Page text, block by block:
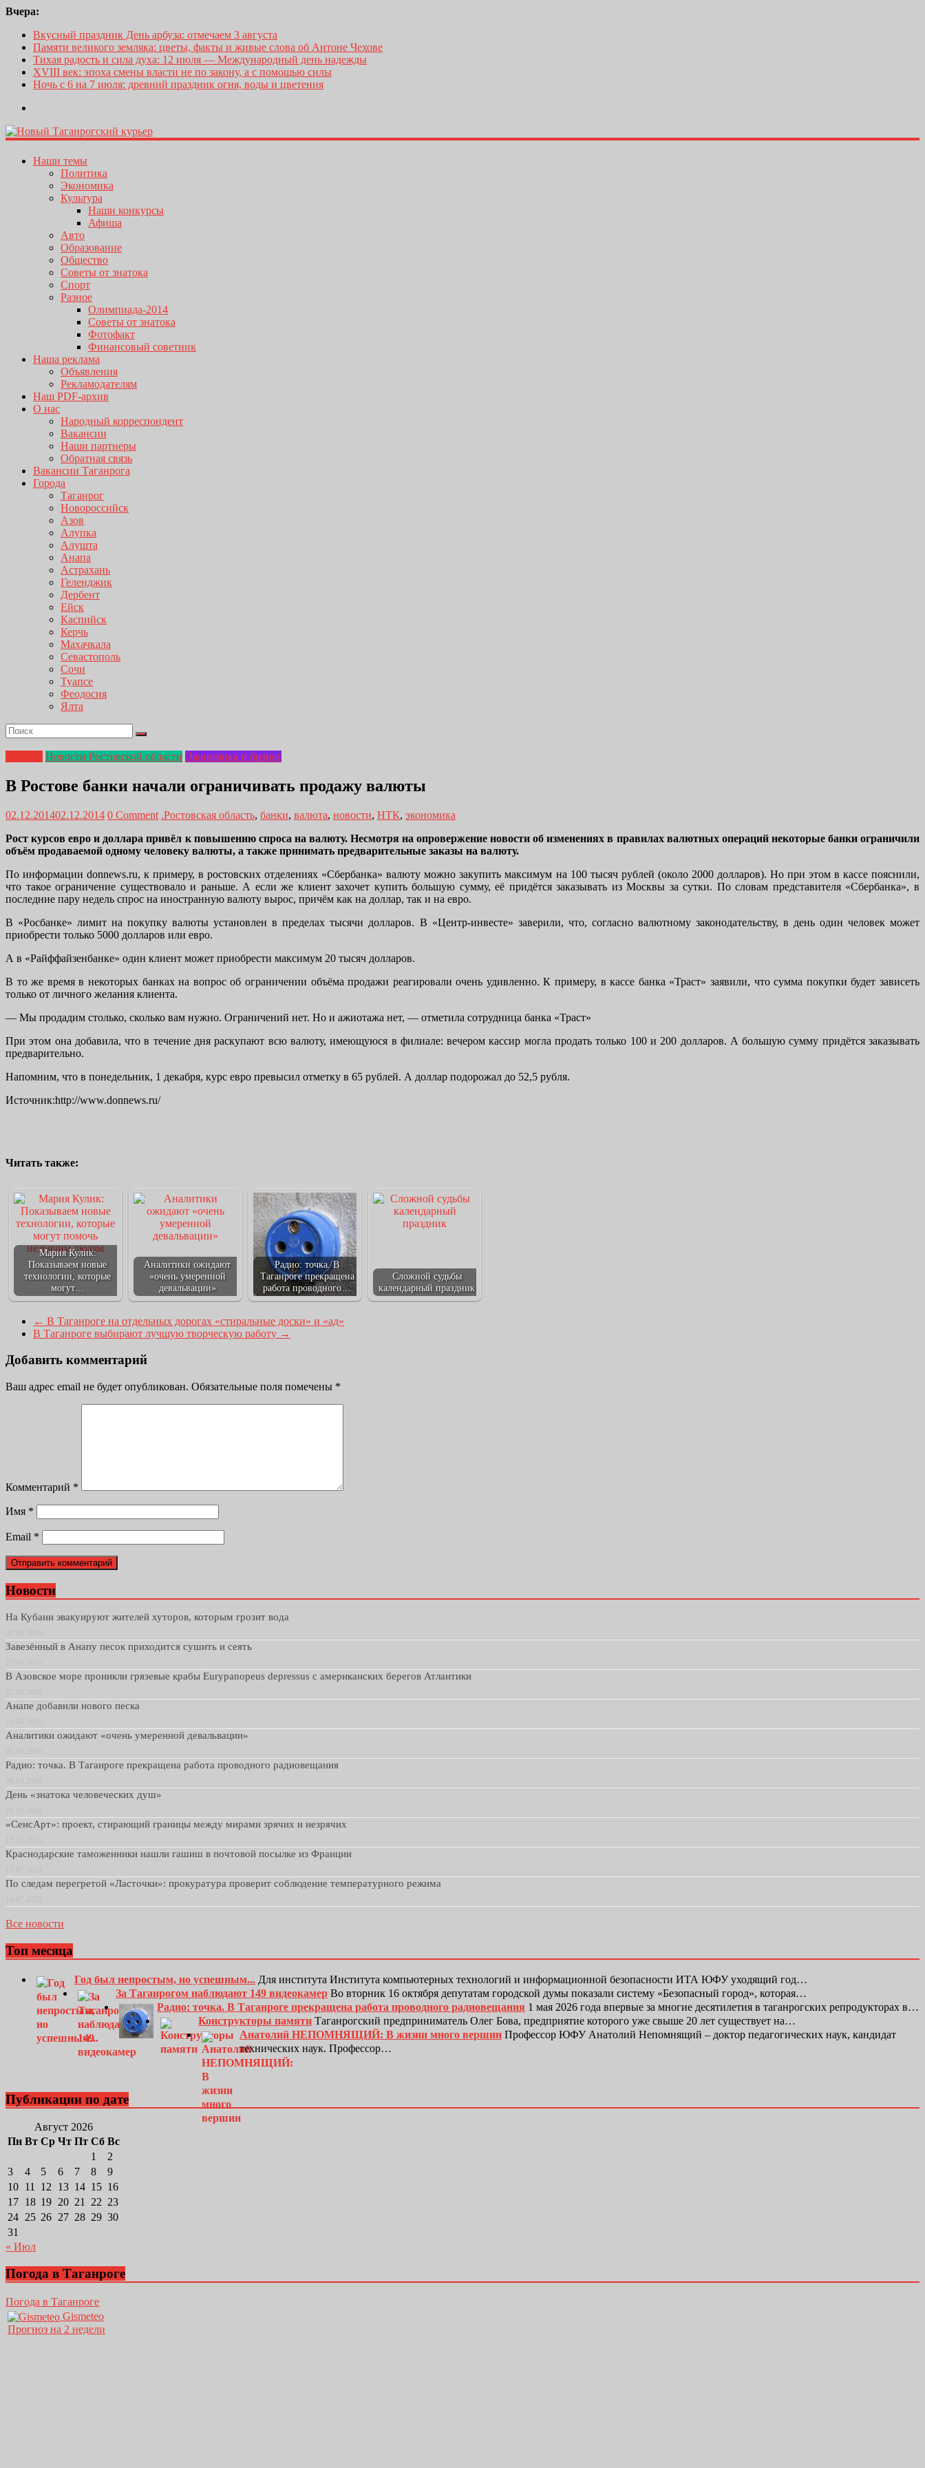
Вчера:
Вкусный праздник День арбуза: отмечаем 3 августа
Памяти великого земляка: цветы, факты и живые слова об Антоне Чехове
Тихая радость и сила духа: 12 июля — Международный день надежды
XVIII век: эпоха смены власти не по закону, а с помощью силы
Ночь с 6 на 7 июля: древний праздник огня, воды и цветения
Наши темы
Политика
Экономика
Культура
Наши конкурсы
Афиша
Авто
Образование
Общество
Советы от знатока
Спорт
Разное
Олимпиада-2014
Советы от знатока
Фотофакт
Финансовый советник
Наша реклама
Объявления
Рекламодателям
Наш PDF-архив
О нас
Народный корреспондент
Вакансии
Наши партнеры
Обратная связь
Вакансии Таганрога
Города
Таганрог
Новороссийск
Азов
Алупка
Алушта
Анапа
Астрахань
Геленджик
Дербент
Ейск
Каспийск
Керчь
Махачкала
Севастополь
Сочи
Туапсе
Феодосия
Ялта
Новости Ростовской области Экономика и бизнес
В Ростове банки начали ограничивать продажу валюты
02.12.201402.12.2014 0 Comment .Ростовская область, банки, валюта, новости, НТК, экономика
Рост курсов евро и доллара привёл к повышению спроса на валюту. Несмотря на опровержение новости об изменениях в правилах валютных операций некоторые банки ограничили
объём продаваемой одному человеку валюты, а также принимать предварительные заказы на валюту.
По информации donnews.ru, к примеру, в ростовских отделениях «Сбербанка» валюту можно закупить максимум на 100 тысяч рублей (около 2000 долларов). Но при этом в кассе пояснили,
что такое ограничение существовало и раньше. А если же клиент захочет купить большую сумму, её придётся заказывать из Москвы за сутки. По словам представителя «Сбербанка», в
последние пару недель спрос на иностранную валюту вырос, причём как на доллар, так и на евро.
В «Росбанке» лимит на покупку валюты установлен в пределах тысячи долларов. В «Центр-инвесте» заверили, что, согласно валютному законодательству, в день один человек может
приобрести только 5000 долларов или евро.
А в «Райффайзенбанке» один клиент может приобрести максимум 20 тысяч долларов.
В то же время в некоторых банках на вопрос об ограничении объёма продажи реагировали очень удивленно. К примеру, в кассе банка «Траст» заявили, что сумма покупки будет зависеть
только от личного желания клиента.
— Мы продадим столько, сколько вам нужно. Ограничений нет. Но и ажиотажа нет, — отметила сотрудница банка «Траст»
При этом она добавила, что в течение дня раскупают всю валюту, имеющуюся в филиале: вечером кассир могла продать только 100 и 200 долларов. А большую сумму придётся заказывать
предварительно.
Напомним, что в понедельник, 1 декабря, курс евро превысил отметку в 65 рублей. А доллар подорожал до 52,5 рубля.
Источник:http://www.donnews.ru/
Читать также:
Мария Кулик:
Показываем новые
технологии, которые
могут…
Аналитики ожидают
«очень умеренной
девальвации»
Радио: точка. В
Таганроге прекращена
работа проводного…
Сложной судьбы
календарный праздник
← В Таганроге на отдельных дорогах «стиральные доски» и «ад»
В Таганроге выбирают лучшую творческую работу →
Добавить комментарий
Ваш адрес email не будет опубликован. Обязательные поля помечены *
Комментарий *
Имя *
Email *
Новости
На Кубани эвакуируют жителей хуторов, которым грозит вода
Завезённый в Анапу песок приходится сушить и сеять
В Азовское море проникли грязевые крабы Eurypanopeus depressus с американских берегов Атлантики
Анапе добавили нового песка
Аналитики ожидают «очень умеренной девальвации»
Радио: точка. В Таганроге прекращена работа проводного радиовещания
День «знатока человеческих душ»
«СенсАрт»: проект, стирающий границы между мирами зрячих и незрячих
Краснодарские таможенники нашли гашиш в почтовой посылке из Франции
По следам перегретой «Ласточки»: прокуратура проверит соблюдение температурного режима
Все новости
Топ месяца
Год был непростым, но успешным... Для института Института компьютерных технологий и информационной безопасности ИТА ЮФУ уходящий год…
За Таганрогом наблюдают 149 видеокамер Во вторник 16 октября депутатам городской думы показали систему «Безопасный город», которая…
Радио: точка. В Таганроге прекращена работа проводного радиовещания 1 мая 2026 года впервые за многие десятилетия в таганрогских репродукторах в…
Конструкторы памяти Таганрогский предприниматель Олег Бова, предприятие которого уже свыше 20 лет существует на…
Анатолий НЕПОМНЯЩИЙ: В жизни много вершин Профессор ЮФУ Анатолий Непомнящий – доктор педагогических наук, кандидат
технических наук. Профессор…
Публикации по дате
Август 2026
Пн Вт Ср Чт Пт Сб Вс
1
2
3
4 5 6 7 8
9
10 11 12 13 14 15 16
17 18 19 20 21 22 23
24 25 26 27 28 29 30
31
« Июл
Погода в Таганроге
Погода в Таганроге
Gismeteo
Прогноз на 2 недели